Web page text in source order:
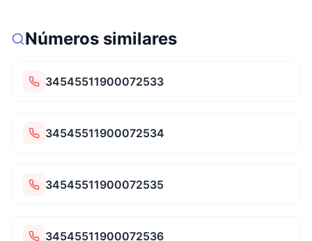
Números similares
34545511900072533
34545511900072534
34545511900072535
34545511900072536